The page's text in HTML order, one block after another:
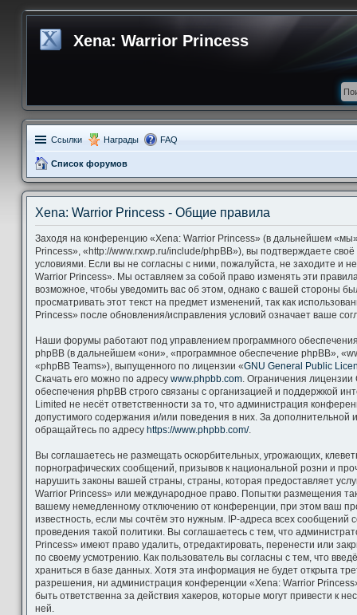
Xena: Warrior Princess
Ссылки Награды FAQ
Список форумов
Xena: Warrior Princess - Общие правила
Заходя на конференцию «Xena: Warrior Princess» (в дальнейшем
Princess», «http://www.rxwp.ru/include/phpBB»), вы подтверждаете
условиями. Если вы не согласны с ними, пожалуйста, не заходите и
Warrior Princess». Мы оставляем за собой право изменять эти
возможное, чтобы уведомить вас об этом, однако с вашей стороны
просматривать этот текст на предмет изменений, так как
Princess» после обновления/исправления условий означает ваше
Наши форумы работают под управлением программного
phpBB (в дальнейшем «они», «программное обеспечение phpBB»,
«phpBB Teams»), выпущенного по лицензии «GNU General Public
Скачать его можно по адресу www.phpbb.com . Ограничения
обеспечения phpBB строго связаны с организацией и поддержкой
Limited не несёт ответственности за то, что администрация
допустимого содержания и/или поведения в них. За
обращайтесь по адресу https://www.phpbb.com/.
Вы соглашаетесь не размещать оскорбительных, угрожающих,
порнографических сообщений, призывов к национальной розни и
нарушить законы вашей страны, страны, которая предоставляет
Warrior Princess» или международное право. Попытки размещения
вашему немедленному отключению от конференции, при этом ваш
известность, если мы сочтём это нужным. IP-адреса всех сообщений
проведения такой политики. Вы соглашаетесь с тем, что
Princess» имеют право удалить, отредактировать, перенести или
по своему усмотрению. Как пользователь вы согласны с тем, что
храниться в базе данных. Хотя эта информация не будет открыта
разрешения, ни администрация конференции «Xena: Warrior
быть ответственна за действия хакеров, которые могут привести к
ней.